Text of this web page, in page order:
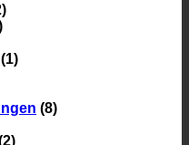
(1)
(8)